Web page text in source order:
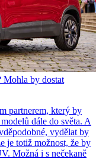
Mohla by dostat
partnerem, který by
dále do světa. A
vydělat by
je totiž možnost, že by
Možná i s nečekaně